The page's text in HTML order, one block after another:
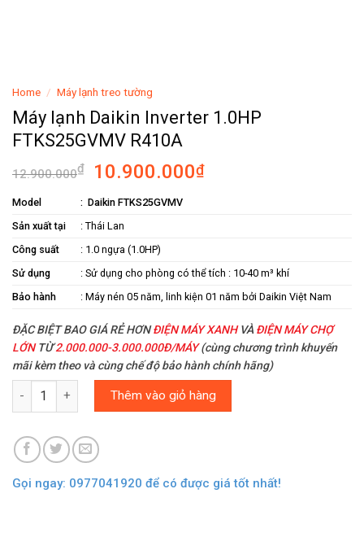
Home / Máy lạnh treo tường
Máy lạnh Daikin Inverter 1.0HP
FTKS25GVMV R410A
12.900.000₫ 10.900.000₫
Model : Daikin FTKS25GVMV
Sản xuất tại
: Thái Lan
Công suất
: 1.0 ngựa (1.0HP)
Sử dụng
: Sử dụng cho phòng có thể tích : 10-40 m³ khí
Bảo hành
: Máy nén 05 năm, linh kiện 01 năm bởi Daikin Việt Nam
ĐẶC BIỆT BAO GIÁ RẺ HƠNĐIỆN MÁY XANHVÀ ĐIỆN MÁY CHỢ
LỚNTỪ2.000.000-3.000.000Đ/MÁY(cùng chương trình khuyến
mãi kèm theo và cùng chế độ bảo hành chính hãng)
Quantity Thêm vào giỏ hàng
Gọi ngay: 0977041920 để có được giá tốt nhất!